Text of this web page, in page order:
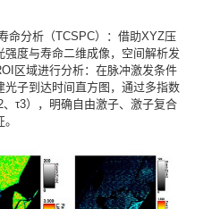
命分析（TCSPC）：借助XYZ压
度与寿命二维成像，空间解析发
区域进行分析：在脉冲激发条件
子到达时间直方图，通过多指数
τ3），明确自由激子、激子复合